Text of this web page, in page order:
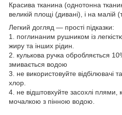
Красива тканина (однотонна
великій площі (дивані), і на малій
Легкий догляд — прості підказки:
1. поглинаним рушником із
жиру та інших рідин.
2. кулькова ручка обробляється
змивається водою
3. не використовуйте відбілювачі
хлор.
4. не відштовхуйте засохлі плями,
мочалкою з пінною водою.